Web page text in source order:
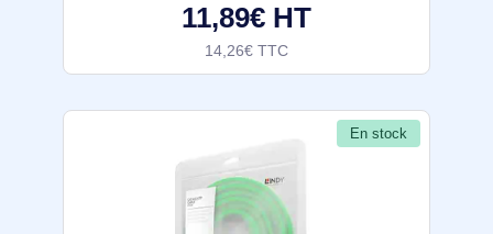
11,89€ HT
14,26€ TTC
En stock